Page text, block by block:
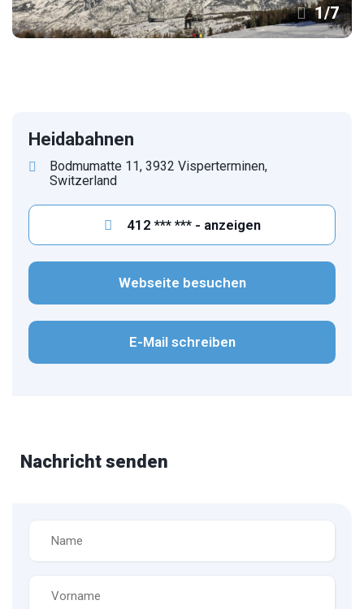
1/7
Heidabahnen
Bodmumatte 11, 3932 Visperterminen,
Switzerland
412 *** *** - anzeigen
Webseite besuchen
E-Mail schreiben
Nachricht senden